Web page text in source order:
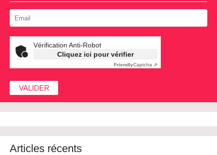
Vérification Anti-Robot
Cliquez ici pour vérifier
FriendlyCaptcha ⇗
Articles récents